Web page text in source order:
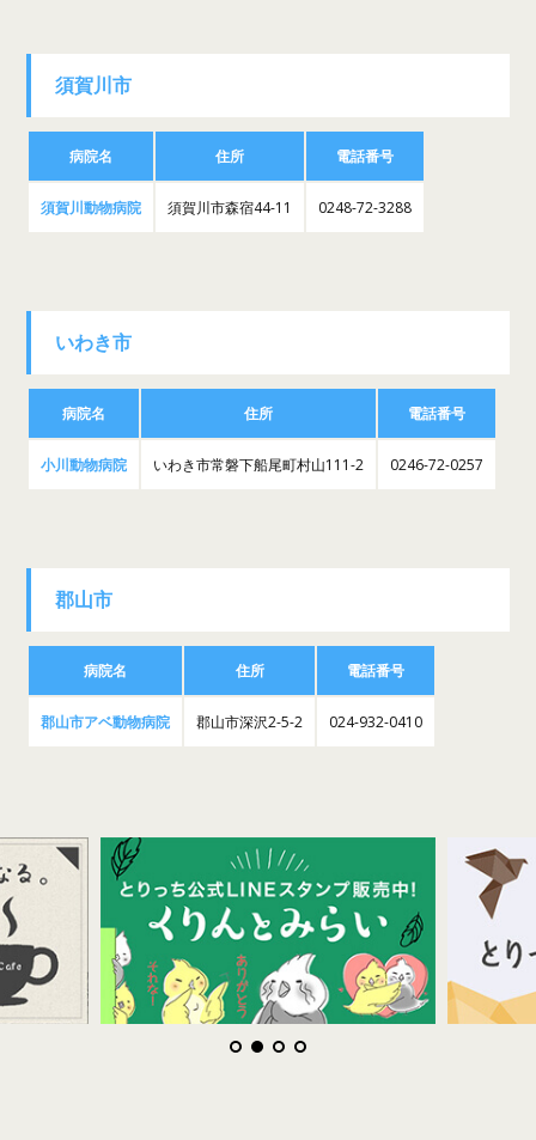
須賀川市
病院名 住所 電話番号
須賀川動物病院 須賀川市森宿44-11 0248-72-3288
いわき市
病院名 住所 電話番号
小川動物病院 いわき市常磐下船尾町村山111-2 0246-72-0257
郡山市
病院名 住所 電話番号
郡山市アベ動物病院 郡山市深沢2-5-2 024-932-0410